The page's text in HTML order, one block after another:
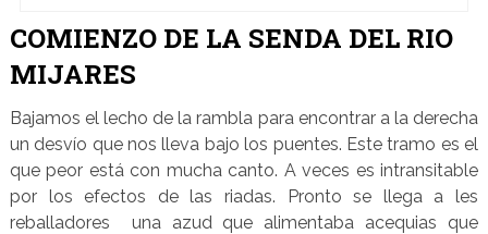
COMIENZO DE LA SENDA DEL RIO
MIJARES
Bajamos el lecho de la rambla para encontrar a la derecha
un desvío que nos lleva bajo los puentes. Este tramo es el
que peor está con mucha canto. A veces es intransitable
por los efectos de las riadas. Pronto se llega a les
reballadores una azud que alimentaba acequias que